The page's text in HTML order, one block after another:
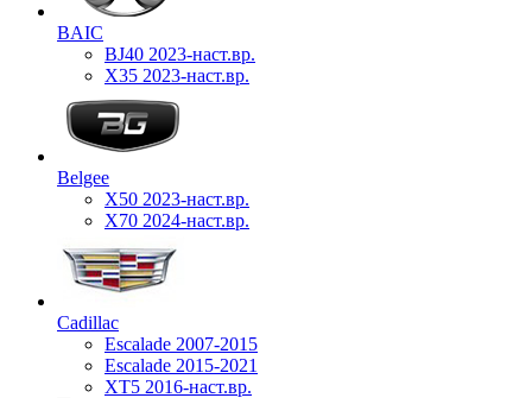
BAIC
BJ40 2023-наст.вр.
X35 2023-наст.вр.
Belgee
X50 2023-наст.вр.
X70 2024-наст.вр.
Cadillac
Escalade 2007-2015
Escalade 2015-2021
XT5 2016-наст.вр.